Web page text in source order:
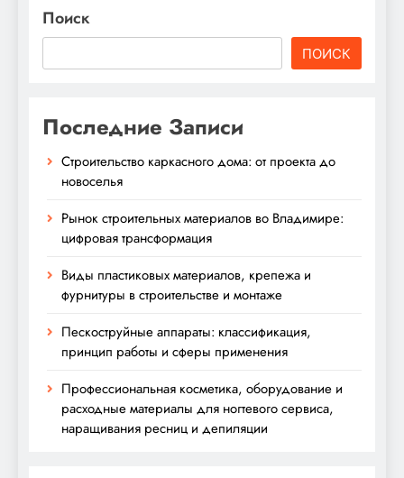
Поиск
ПОИСК
Последние Записи
Строительство каркасного дома: от проекта до
новоселья
Рынок строительных материалов во Владимире:
цифровая трансформация
Виды пластиковых материалов, крепежа и
фурнитуры в строительстве и монтаже
Пескоструйные аппараты: классификация,
принцип работы и сферы применения
Профессиональная косметика, оборудование и
расходные материалы для ногтевого сервиса,
наращивания ресниц и депиляции